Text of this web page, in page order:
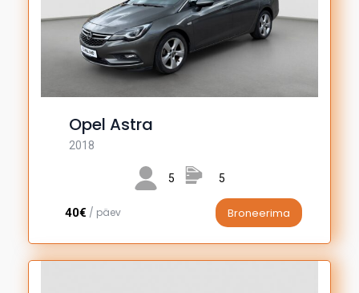
Opel Astra
2018
5 5
40€ / päev Broneerima